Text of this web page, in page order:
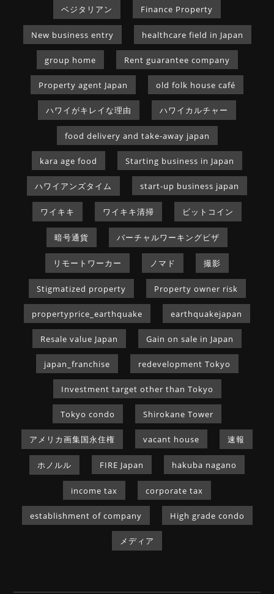
ベジタリアン Finance Property
New business entry healthcare field in Japan
group home Rent guarantee company
Property agent Japan old folk house café
ハワイがキレイな理由 ハワイカルチャー
food delivery and take-away japan
kara age food Starting business in Japan
ハワイアンズタイム start-up business japan
ワイキキ ワイキキ清掃 ビットコイン
暗号通貨 バーチャルワーキングビザ
リモートワーカー ノマド 撮影
Stigmatized property Property owner risk
propertyprice_earthquake earthquakejapan
Resale value Japan Gain on sale in Japan
japan_franchise redevelopment Tokyo
Investment target other than Tokyo
Tokyo condo Shirokane Tower
アメリカ画集国永住権 vacant house 速報
ホノルル FIRE Japan hakuba nagano
income tax corporate tax
establishment of company High grade condo
メディア